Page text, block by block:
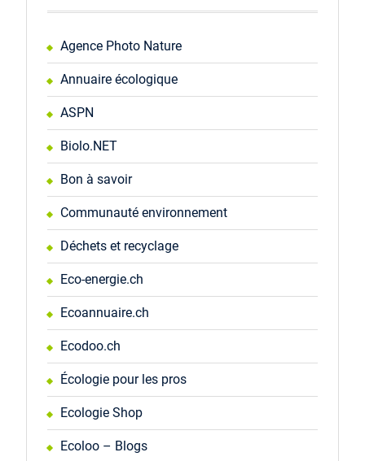
Agence Photo Nature
Annuaire écologique
ASPN
Biolo.NET
Bon à savoir
Communauté environnement
Déchets et recyclage
Eco-energie.ch
Ecoannuaire.ch
Ecodoo.ch
Écologie pour les pros
Ecologie Shop
Ecoloo – Blogs